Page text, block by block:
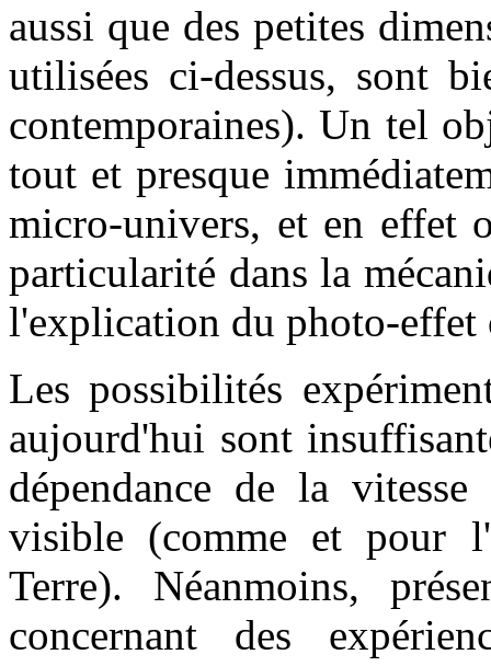
aussi que des petites
utilisées ci-dessus, sont
contemporaines). Un tel
tout et presque
micro-univers, et en effet
particularité dans la
l'explication du photo-
Les possibilités
aujourd'hui sont
dépendance de la
visible (comme et pour
Terre). Néanmoins,
concernant des